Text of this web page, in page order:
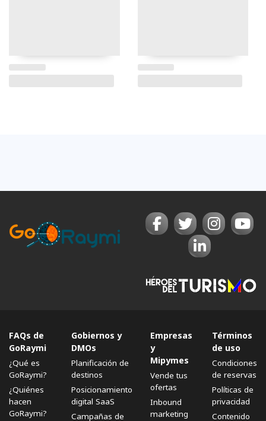
FAQs de
GoRaymi
¿Qué es
GoRaymi?
¿Quiénes
hacen
GoRaymi?
Gobiernos y
DMOs
Planificación de
destinos
Posicionamiento
digital SaaS
Campañas de
Empresas
y
Mipymes
Vende tus
ofertas
Inbound
marketing
Términos
de uso
Condiciones
de reservas
Políticas de
privacidad
Contenido